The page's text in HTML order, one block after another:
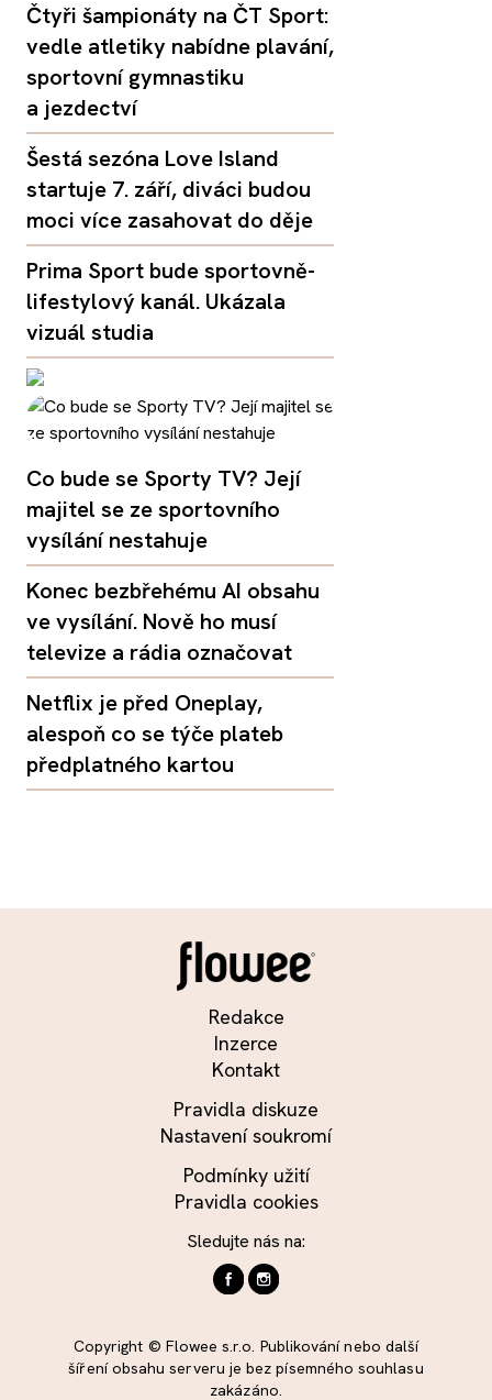
Čtyři šampionáty na ČT Sport:
vedle atletiky nabídne plavání,
sportovní gymnastiku
a jezdectví
Šestá sezóna Love Island
startuje 7. září, diváci budou
moci více zasahovat do děje
Prima Sport bude sportovně-
lifestylový kanál. Ukázala
vizuál studia
Co bude se Sporty TV? Její
majitel se ze sportovního
vysílání nestahuje
Konec bezbřehému AI obsahu
ve vysílání. Nově ho musí
televize a rádia označovat
Netflix je před Oneplay,
alespoň co se týče plateb
předplatného kartou
Redakce
Inzerce
Kontakt
Pravidla diskuze
Nastavení soukromí
Podmínky užití
Pravidla cookies
Sledujte nás na:
Copyright © Flowee s.r.o. Publikování nebo další
šíření obsahu serveru je bez písemného souhlasu
zakázáno.